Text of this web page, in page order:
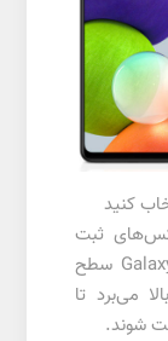
کنید
ثبت
‌شده تبدیل کنید. دوربین چهارگانه Galaxy A22 سطح
می‌برد تا
شوند.